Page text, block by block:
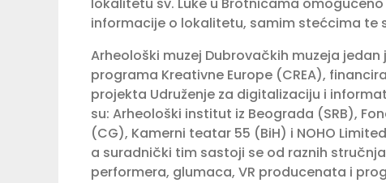
lokalitetu sv. Luke u Brotnicama
informacije o lokalitetu, samim stećcima te
Arheološki muzej Dubrovačkih muzeja
programa Kreativne Europe (CREA),
projekta Udruženje za digitalizaciju i
su: Arheološki institut iz Beograda (SRB),
(CG), Kamerni teatar 55 (BiH) i NOHO
a suradnički tim sastoji se od raznih
performera, glumaca, VR producenata i